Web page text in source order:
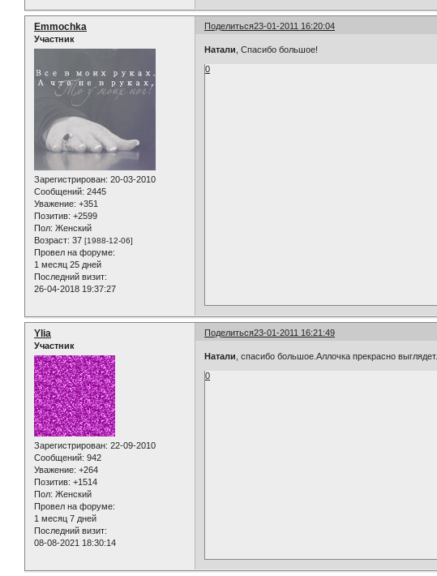
Поделиться23-01-2011 16:20:04
Emmochka
Участник
Зарегистрирован: 20-03-2010
Сообщений: 2445
Уважение: +351
Позитив: +2599
Пол: Женский
Возраст: 37 [1988-12-06]
Провел на форуме:
1 месяц 25 дней
Последний визит:
26-04-2018 19:37:27
Натали , Спасибо большое!
0
Поделиться23-01-2011 16:21:49
Ylia
Участник
Зарегистрирован: 22-09-2010
Сообщений: 942
Уважение: +264
Позитив: +1514
Пол: Женский
Провел на форуме:
1 месяц 7 дней
Последний визит:
08-08-2021 18:30:14
Натали , спасибо большое.Аллочка прекрасно выглядет.
0